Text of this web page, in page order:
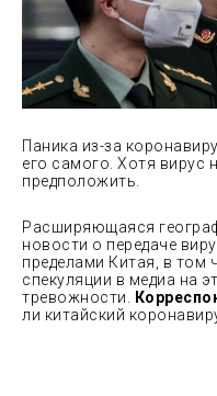
Паника из-за
его самого. Хотя вирус
предположить.
Расширяющаяся
новости о передаче
пределами Китая, в том
спекуляции в медиа на
тревожности.
ли китайский